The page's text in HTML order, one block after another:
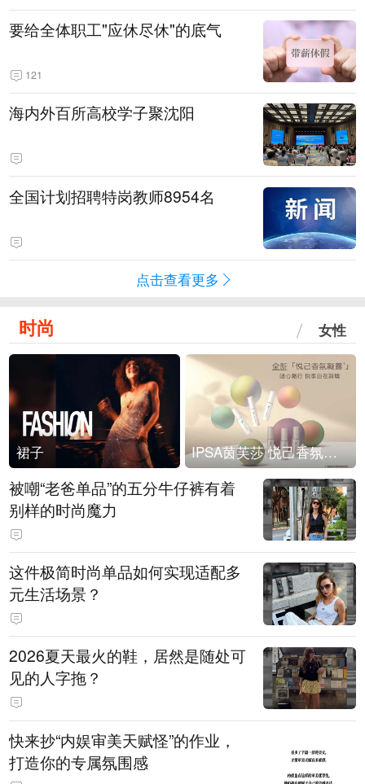
要给全体职工"应休尽休"的底气
121
海内外百所高校学子聚沈阳
全国计划招聘特岗教师8954名
点击查看更多
时尚 女性
裙子 IPSA茵芙莎 悦己香氛凝露上市
被嘲“老爸单品”的五分牛仔裤有着
别样的时尚魔力
这件极简时尚单品如何实现适配多
元生活场景？
2026夏天最火的鞋，居然是随处可
见的人字拖？
快来抄“内娱审美天赋怪”的作业，
打造你的专属氛围感